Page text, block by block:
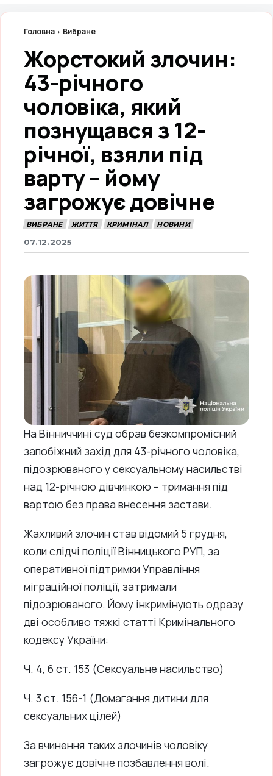
Головна Вибране
Жорстокий злочин:
43-річного
чоловіка, який
познущався з 12-
річної, взяли під
варту – йому
загрожує довічне
ВИБРАНЕ ЖИТТЯ КРИМІНАЛ НОВИНИ
07.12.2025
На Вінниччині суд обрав безкомпромісний
запобіжний захід для 43-річного чоловіка,
підозрюваного у сексуальному насильстві
над 12-річною дівчинкою – тримання під
вартою без права внесення застави.
Жахливий злочин став відомий 5 грудня,
коли слідчі поліції Вінницького РУП, за
оперативної підтримки Управління
міграційної поліції, затримали
підозрюваного. Йому інкримінують одразу
дві особливо тяжкі статті Кримінального
кодексу України:
Ч. 4, 6 ст. 153 (Сексуальне насильство)
Ч. 3 ст. 156-1 (Домагання дитини для
сексуальних цілей)
За вчинення таких злочинів чоловіку
загрожує довічне позбавлення волі.